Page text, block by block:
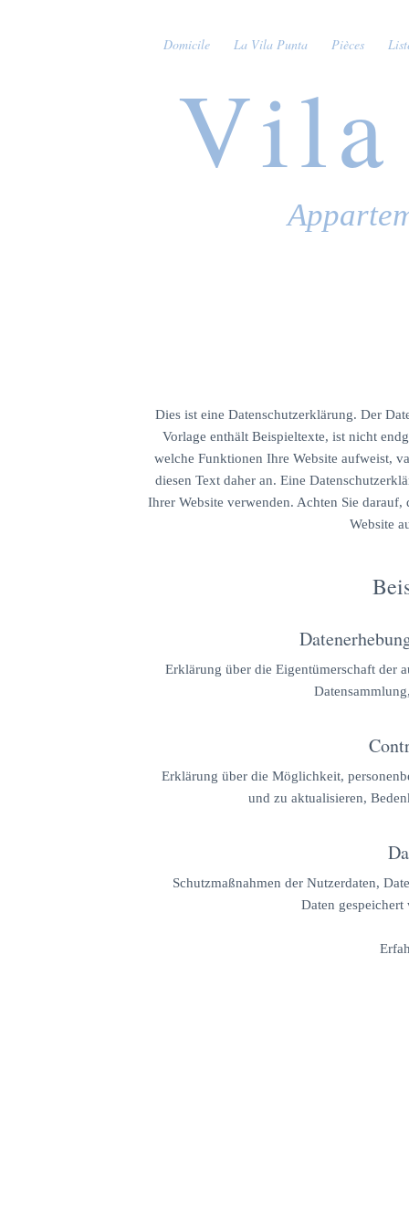
Domicile La Vila Punta Pièces
Vila
Dies ist eine Datenschutzerklärung. Der
Vorlage enthält Beispieltexte, ist nicht
welche Funktionen Ihre Website aufweist,
diesen Text daher an. Eine
Ihrer Website verwenden. Achten Sie
Website
Erklärung über die Eigentümerschaft der
Erklärung über die Möglichkeit,
und zu aktualisieren,
Schutzmaßnahmen der Nutzerdaten,
Daten